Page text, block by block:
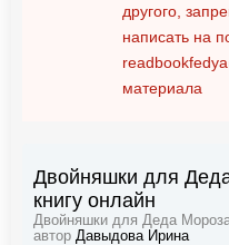
другого,
написать на
материала
Двойняшки для
книгу онлайн
Двойняшки для Деда
автор Давыдова Ирина